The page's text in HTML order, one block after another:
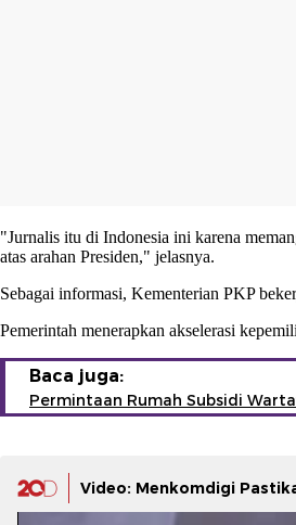
"Jurnalis itu di Indonesia ini karena
atas arahan Presiden," jelasnya.
Sebagai informasi, Kementerian PKP
Pemerintah menerapkan akselerasi
Baca juga:
Permintaan Rumah Subsidi
Video: Menkomdigi